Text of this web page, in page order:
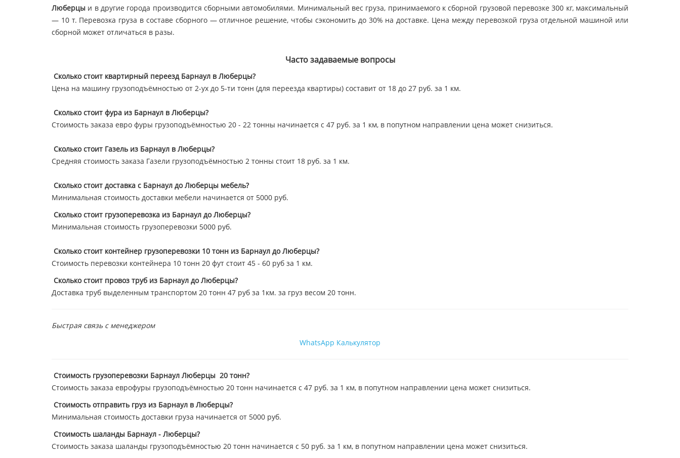
Люберцы и в другие города производится сборными автомобилями. Минимальный вес груза, принимаемого к сборной грузовой перевозке 300 кг, максимальный
— 10 т. Перевозка груза в составе сборного — отличное решение, чтобы сэкономить до 30% на доставке. Цена между перевозкой груза отдельной машиной или
сборной может отличаться в разы.
Часто задаваемые вопросы
Сколько стоит квартирный переезд Барнаул в Люберцы?
Цена на машину грузоподъёмностью от 2-ух до 5-ти тонн (для переезда квартиры) составит от 18 до 27 руб. за 1 км.
Сколько стоит фура из Барнаул в Люберцы?
Стоимость заказа евро фуры грузоподъёмностью 20 - 22 тонны начинается с 47 руб. за 1 км, в попутном направлении цена может снизиться.
Сколько стоит Газель из Барнаул в Люберцы?
Средняя стоимость заказа Газели грузоподъёмностью 2 тонны стоит 18 руб. за 1 км.
Сколько стоит доставка с Барнаул до Люберцы мебель?
Минимальная стоимость доставки мебели начинается от 5000 руб.
Сколько стоит грузоперевозка из Барнаул до Люберцы?
Минимальная стоимость грузоперевозки 5000 руб.
Сколько стоит контейнер грузоперевозки 10 тонн из Барнаул до Люберцы?
Стоимость перевозки контейнера 10 тонн 20 фут стоит 45 - 60 руб за 1 км.
Сколько стоит провоз труб из Барнаул до Люберцы?
Доставка труб выделенным транспортом 20 тонн 47 руб за 1км. за груз весом 20 тонн.
Быстрая связь с менеджером
WhatsApp Калькулятор
Стоимость грузоперевозки Барнаул Люберцы 20 тонн?
Стоимость заказа еврофуры грузоподъёмностью 20 тонн начинается с 47 руб. за 1 км, в попутном направлении цена может снизиться.
Стоимость отправить груз из Барнаул в Люберцы?
Минимальная стоимость доставки груза начинается от 5000 руб.
Стоимость шаланды Барнаул - Люберцы?
Стоимость заказа шаланды грузоподъёмностью 20 тонн начинается с 50 руб. за 1 км, в попутном направлении цена может снизиться.